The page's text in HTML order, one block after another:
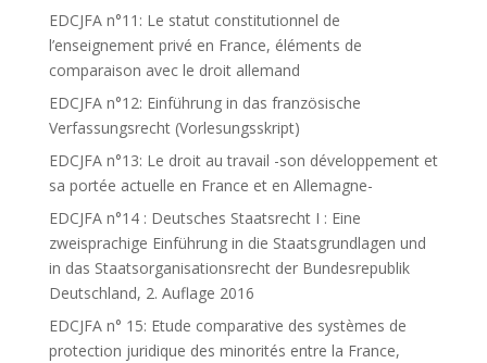
EDCJFA n°11: Le statut constitutionnel de
l’enseignement privé en France, éléments de
comparaison avec le droit allemand
EDCJFA n°12: Einführung in das französische
Verfassungsrecht (Vorlesungsskript)
EDCJFA n°13: Le droit au travail -son développement et
sa portée actuelle en France et en Allemagne-
EDCJFA n°14 : Deutsches Staatsrecht I : Eine
zweisprachige Einführung in die Staatsgrundlagen und
in das Staatsorganisationsrecht der Bundesrepublik
Deutschland, 2. Auflage 2016
EDCJFA n° 15: Etude comparative des systèmes de
protection juridique des minorités entre la France,